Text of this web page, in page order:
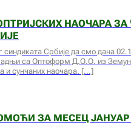
НАОЧАРА ЗА
Србије да смо дана
са Оптоформ Д.О.О. из
и сунчаних наочара.
ЗА МЕСЕЦ ЈАНУАР